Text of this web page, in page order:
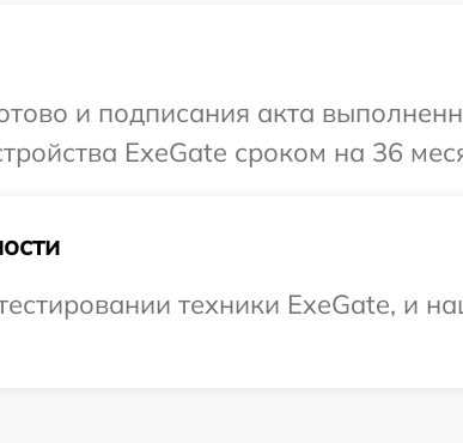
и подписания акта
ExeGate сроком на 36
техники ExeGate, и